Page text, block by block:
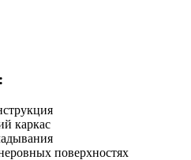
каркас
поверхностях